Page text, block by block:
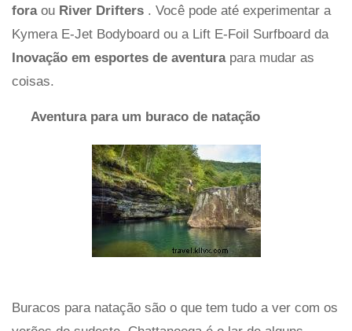
fora ou River Drifters . Você pode até experimentar a
Kymera E-Jet Bodyboard ou a Lift E-Foil Surfboard da
Inovação em esportes de aventura para mudar as
coisas.
Aventura para um buraco de natação
Buracos para natação são o que tem tudo a ver com os